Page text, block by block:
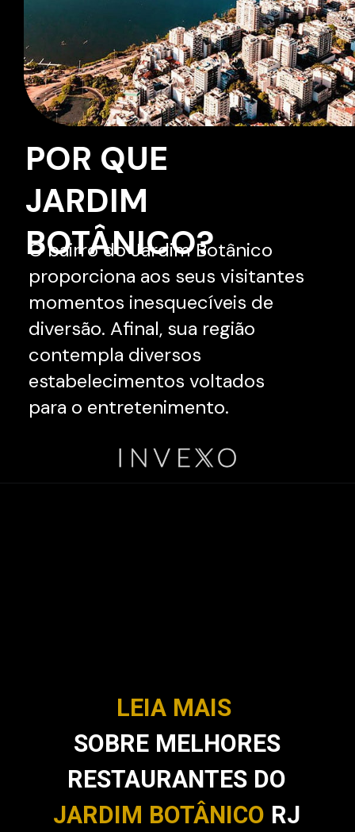
POR QUE
JARDIM
BOTÂNICO?
O bairro do Jardim Botânico
proporciona aos seus visitantes
momentos inesquecíveis de
diversão. Afinal, sua região
contempla diversos
estabelecimentos voltados
para o entretenimento.
LEIA MAIS
SOBRE MELHORES
RESTAURANTES DO
JARDIM BOTÂNICO RJ